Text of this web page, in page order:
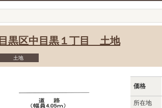
目黒区中目黒１丁目 土地
土地
価格
所在地